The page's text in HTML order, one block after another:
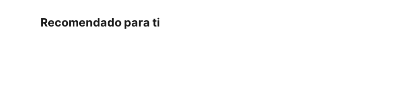
Recomendado para ti